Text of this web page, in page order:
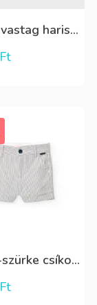
Fehér vastag harisnya, puha meleg
Ft
Fehér-szürke csíkos,elegáns,fiú vászon rövidnadrág
Ft